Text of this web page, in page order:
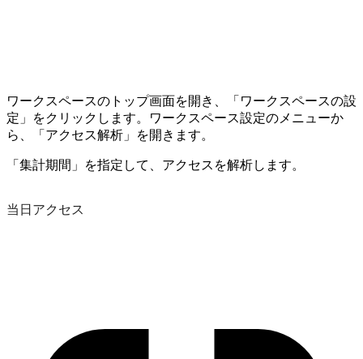
ワークスペースのトップ画面を開き、「ワークスペースの設
定」をクリックします。ワークスペース設定のメニューか
ら、「アクセス解析」を開きます。
「集計期間」を指定して、アクセスを解析します。
当日アクセス